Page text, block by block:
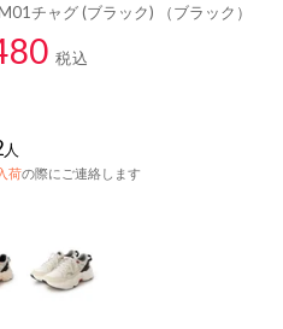
チャグ (ブラック) （ブラック）
税込
人
荷の際にご連絡します